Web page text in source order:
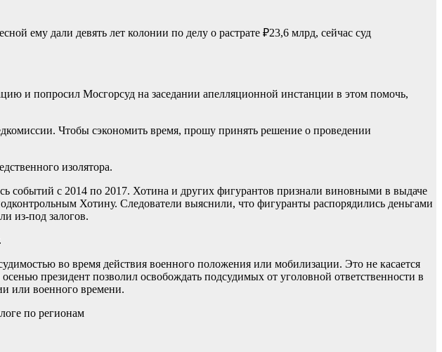
ему дали девять лет колонии по делу о растрате ₽23,6 млрд, сейчас суд
и попросил Мосгорсуд на заседании апелляционной инстанции в этом помочь,
Чтобы сэкономить время, прошу принять решение о проведении
изолятора.
событий с 2014 по 2017. Хотина и других фигурантов признали виновными в выдаче
Хотину. Следователи выяснили, что фигуранты распорядились деньгами
из-под залогов.
во время действия военного положения или мобилизации. Это не касается
президент позволил освобождать подсудимых от уголовной ответственности в
или военного времени.
по регионам